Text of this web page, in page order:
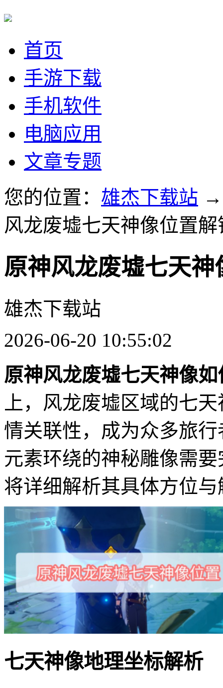
首页
手游下载
手机软件
电脑应用
文章专题
您的位置： 雄杰下载站
风龙废墟七天神像位置
原神风龙废墟七天
雄杰下载站
2026-06-20 10:55:02
原神风龙废墟七天神像
上，风龙废墟区域的七
情关联性，成为众多旅
元素环绕的神秘雕像需
将详细解析其具体方位
七天神像地理坐标解析